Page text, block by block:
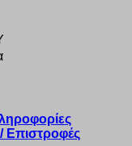
Επιστροφές